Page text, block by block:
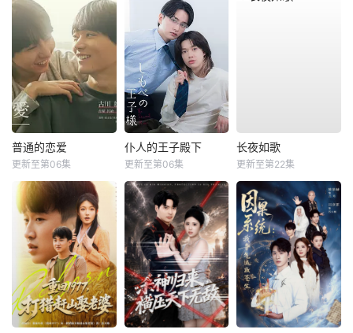
普通的恋爱
更新至第06集
仆人的王子殿下
更新至第06集
长夜如歌
更新至第22集